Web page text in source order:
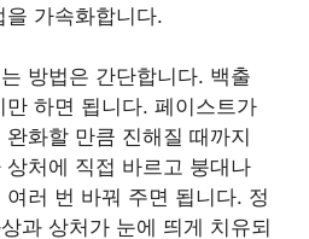
가속화합니다.
방법은 간단합니다. 백출
하면 됩니다. 페이스트가
화할 만큼 진해질 때까지
처에 직접 바르고 붕대나
러 번 바꿔 주면 됩니다. 정
과 상처가 눈에 띄게 치유되